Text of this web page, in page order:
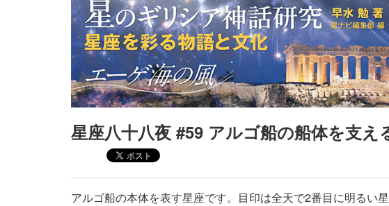
星座八十八夜 #59 アルゴ船の船体を支え
アルゴ船の本体を表す星座です。目印は全天で2番目に明るい星